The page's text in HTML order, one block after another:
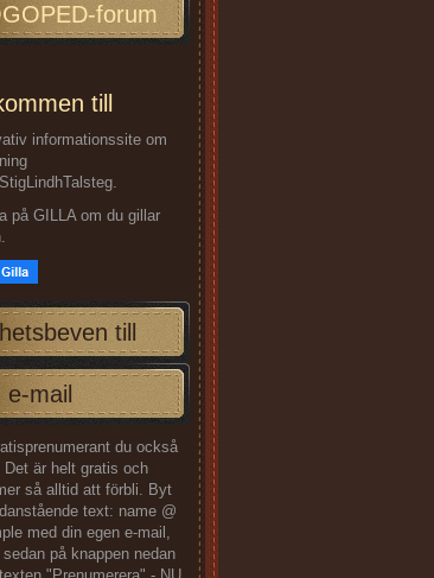
forum
till
informationssite om
på GILLA om du gillar
till
e-mail
du också
Det är helt gratis och
så alltid att förbli. Byt
text: name @
med din egen e-mail,
på knappen nedan